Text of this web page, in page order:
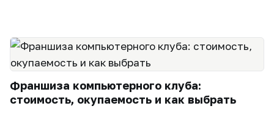
Франшиза компьютерного клуба:
стоимость, окупаемость и как выбрать